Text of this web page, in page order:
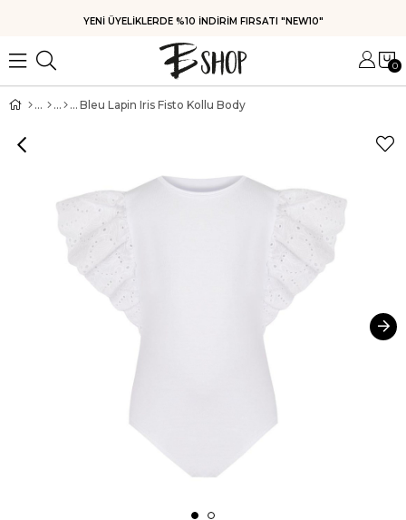
YENİ ÜYELİKLERDE %10 İNDİRİM FIRSATI "NEW10"
0
Bleu Lapin Iris Fisto Kollu Body